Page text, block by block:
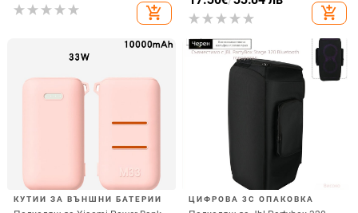
електроплатиран финиш
add_shopping_cart
вертикално ползване, QC3.0, 2 A,
15 W, Бързо зареждане
add_shopping_cart
КУТИИ ЗА ВЪНШНИ БАТЕРИИ ЦИФРОВА 3C ОПАКОВКА